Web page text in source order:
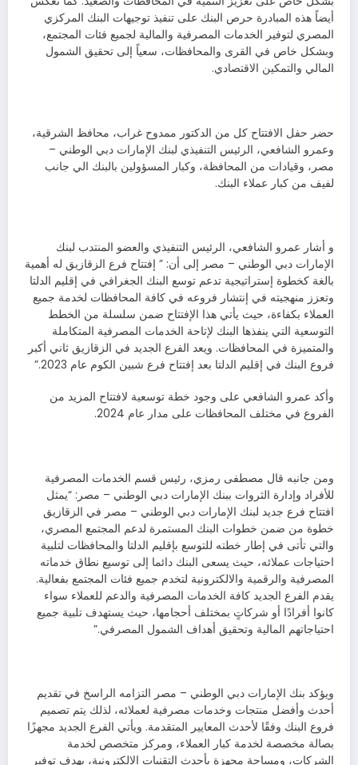
أيضاً هذه المبادرة حرص البنك على تنفيذ توجيهات البنك المركزي
المصري لتوفير الخدمات المصرفية والمالية لجميع فئات المجتمع،
وبشكل خاص في القرى والمحافظات، سعياً إلى تحقيق الشمول
المالي والتمكين الاقتصادي.
حضر حفل الافتتاح كل من الدكتور ممدوح غراب، محافظ الشرقية،
وعمرو الشافعي، الرئيس التنفيذي لبنك الإمارات دبي الوطني –
مصر، وقيادات من المحافظة، وكبار المسؤولين بالبنك الي جانب
لفيف من كبار عملاء البنك.
و أشار عمرو الشافعي، الرئيس التنفيذي والعضو المنتدب لبنك
الإمارات دبي الوطني – مصر إلى أن: ” إفتتاح فرع الزقازيق له أهمية
بالغة كخطوة إستراتيجية تدعم توسع البنك الجغرافي في إقليم الدلتا
وتعزز منهجيته في إنتشار فروعه في كافة المحافظات لخدمة جميع
العملاء بكفاءة، حيث يأتي هذا الإفتتاح ضمن سلسلة من الخطط
التوسعية التي ينفذها البنك لإتاحة الخدمات المصرفية المتكاملة
والمتميزة في المحافظات. ويعد الفرع الجديد في الزقازيق ثاني أكبر
فروع البنك في إقليم الدلتا بعد إفتتاح فرع شبين الكوم عام 2023.”
وأكد عمرو الشافعي على وجود خطة توسعية لافتتاح المزيد من
الفروع في مختلف المحافظات على مدار عام 2024.
ومن جانبه قال مصطفى رمزي، رئيس قسم الخدمات المصرفية
للأفراد وإدارة الثروات ببنك الإمارات دبي الوطني – مصر: “يمثل
افتتاح فرع جديد لبنك الإمارات دبي الوطني – مصر في الزقازيق
خطوة من ضمن خطوات البنك المستمرة لدعم المجتمع المصري،
والتي تأتى في إطار خطته للتوسع بإقليم الدلتا والمحافظات لتلبية
احتياجات عملائه، حيث يسعى البنك دائما إلى توسيع نطاق خدماته
المصرفية والرقمية والالكترونية لتخدم جميع فئات المجتمع بفعالية.
يقدم الفرع الجديد كافة الخدمات المصرفية والدعم للعملاء سواء
كانوا أفرادًا أو شركاتٍ بمختلف أحجامها، حيث يستهدف تلبية جميع
احتياجاتهم المالية وتحقيق أهداف الشمول المصرفي.”
ويؤكد بنك الإمارات دبي الوطني – مصر التزامه الراسخ في تقديم
أحدث وأفضل منتجات وخدمات مصرفية لعملائه، لذلك يتم تصميم
فروع البنك وفقًا لأحدث المعايير المتقدمة. ويأتي الفرع الجديد مجهزًا
بصالة مخصصة لخدمة كبار العملاء، ومركز متخصص لخدمة
الشركات، ومساحة مجهزة بأحدث التقنيات الإلكترونية، بهدف توفير